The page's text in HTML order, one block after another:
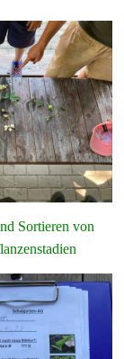
Sortieren von